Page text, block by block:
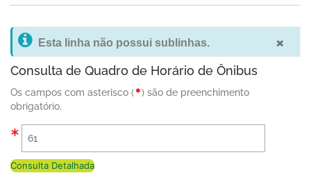
×
Esta linha não possui sublinhas.
Consulta de Quadro de Horário de Ônibus
Os campos com asterisco (
) são de preenchimento
obrigatório.
Consulta Detalhada